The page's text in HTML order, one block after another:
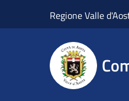
Regione Valle